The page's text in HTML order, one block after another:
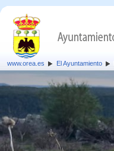
www.orea.es El Ayuntamiento